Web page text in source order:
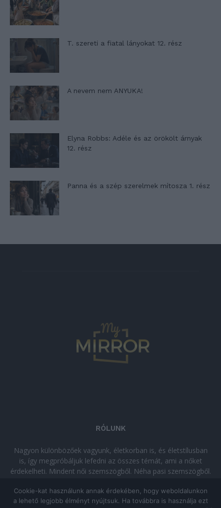
T. szereti a fiatal lányokat 12. rész
A nevem nem ANYUKA!
Elyna Robbs: Adéle és az örökölt árnyak
12. rész
Panna és a szép szerelmek mítosza 1. rész
RÓLUNK
Nagyon különbözőek vagyunk, életkorban is, és életstílusban
is, így megpróbáljuk lefedni az összes témát, ami a nőket
érdekelheti. Mindent női szemszögből. Néha pasi szemszögből.
kikapcsolódásra vágysz!
Cookie-kat használunk annak érdekében, hogy weboldalunkon
a lehető legjobb élményt nyújtsuk. Ha továbbra is használja ezt